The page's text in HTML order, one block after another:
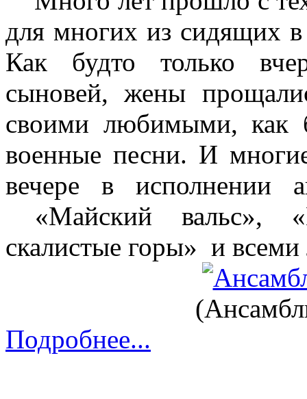
для многих из сидящих в
Как будто только
сыновей, жены
своими любимыми, как
военные песни. И
вечере в исполнении
«Майский вальс»,
скалистые горы» и
Подробнее...